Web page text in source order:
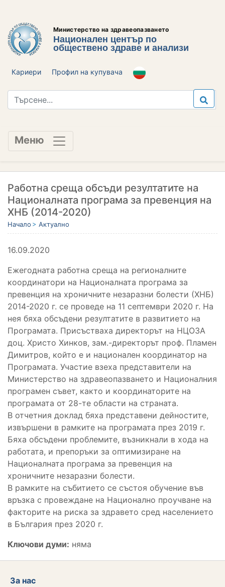
Министерство на здравеопазването
Национален център по
обществено здраве и анализи
Кариери Профил на купувача
Меню
Работна среща обсъди резултатите на
Националната програма за превенция на
ХНБ (2014-2020)
Начало Актуално
16.09.2020
Ежегодната работна среща на регионалните
координатори на Националната програма за
превенция на хроничните незаразни болести (ХНБ)
2014-2020 г. се проведе на 11 септември 2020 г. На
нея бяха обсъдени резултатите в развитието на
Програмата. Присъстваха директорът на НЦОЗА
доц. Христо Хинков, зам.-директорът проф. Пламен
Димитров, който е и национален координатор на
Програмата. Участие взеха представители на
Министерство на здравеопазването и Националния
програмен съвет, както и координаторите на
програмата от 28-те области на страната.
В отчетния доклад бяха представени дейностите,
извършени в рамките на програмата през 2019 г.
Бяха обсъдени проблемите, възникнали в хода на
работата, и препоръки за оптимизиране на
Националната програма за превенция на
хроничните незаразни болести.
В рамките на събитието се състоя обучение във
връзка с провеждане на Национално проучване на
факторите на риска за здравето сред населението
в България през 2020 г.
Ключови думи: няма
За нас